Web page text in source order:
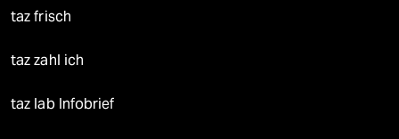
taz frisch
taz zahl ich
taz lab Infobrief